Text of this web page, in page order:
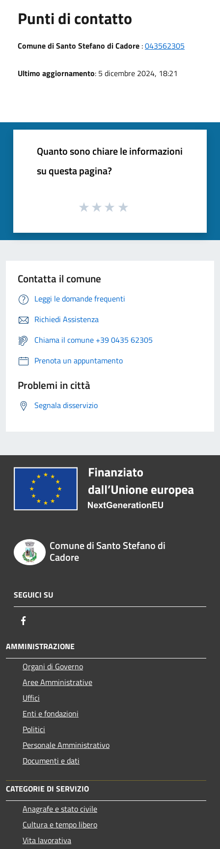
Punti di contatto
Comune di Santo Stefano di Cadore :043562305
Ultimo aggiornamento: 5 dicembre 2024, 18:21
Quanto sono chiare le informazioni
su questa pagina?
Contatta il comune
Leggi le domande frequenti
Richiedi Assistenza
Chiama il comune +39 0435 62305
Prenota un appuntamento
Problemi in città
Segnala disservizio
Comune di Santo Stefano di
Cadore
SEGUICI SU
AMMINISTRAZIONE
Organi di Governo
Aree Amministrative
Uffici
Enti e fondazioni
Politici
Personale Amministrativo
Documenti e dati
CATEGORIE DI SERVIZIO
Anagrafe e stato civile
Cultura e tempo libero
Vita lavorativa